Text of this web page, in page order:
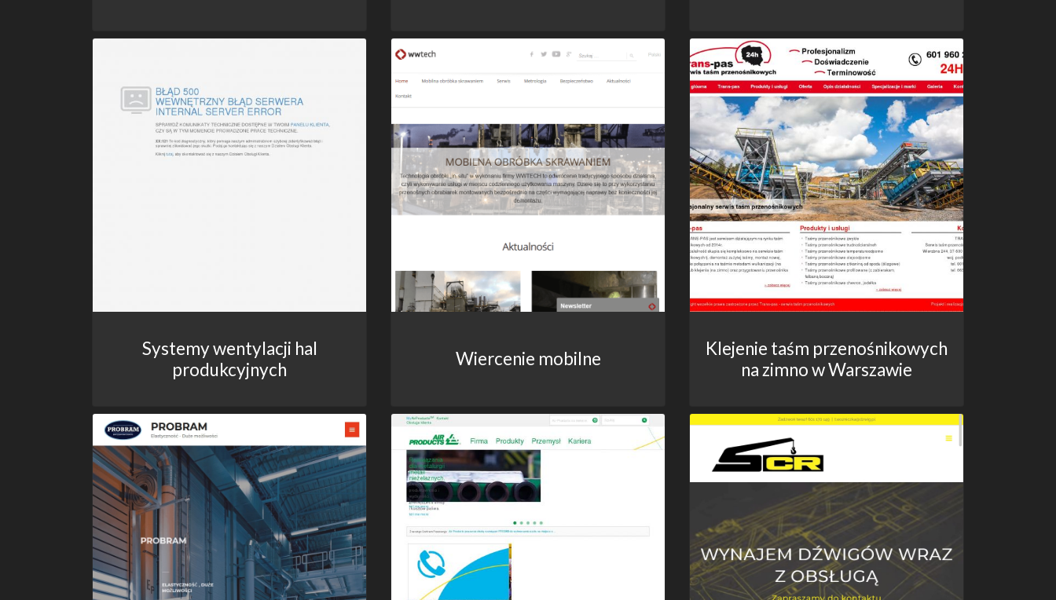
Systemy wentylacji hal
produkcyjnych
Wiercenie mobilne
Klejenie taśm przenośnikowych
na zimno w Warszawie